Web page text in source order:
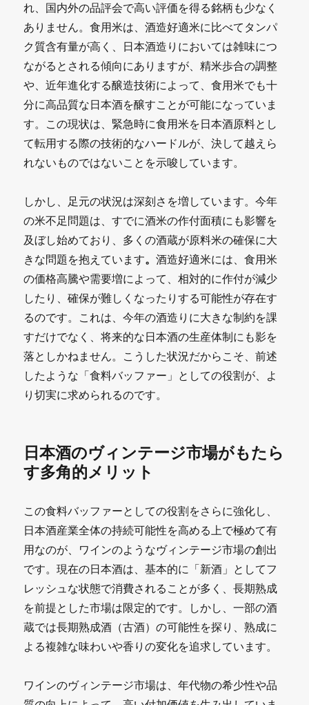
れ、国内外の品評会で高い評価を得る銘柄も少なく
ありません。食用米は、酒造好適米に比べてタンパ
ク質含有量が高く、日本酒造りにおいては雑味につ
ながるとされる傾向にありますが、精米歩合の調整
や、近年進化する醸造技術によって、食用米でも十
分に高品質な日本酒を醸すことが可能になっていま
す。この現状は、緊急時に食用米を日本酒原料とし
て転用する際の技術的なハードルが、決して越えら
れないものではないことを示唆しています。
しかし、足元の状況は深刻さを増しています。今年
の米不足問題は、すでに酒米の作付面積にも影響を
及ぼし始めており、多くの酒蔵が原料米の確保に大
きな問題を抱えています。酒造好適米には、食用米
の価格高騰や需要増によって、相対的に作付が減少
したり、確保が難しくなったりする可能性が存在す
るのです。これは、今年の酒造りに大きな制約を課
すだけでなく、将来的な日本酒の生産体制にも影を
落としかねません。こうした状況だからこそ、前述
したような「食料バッファー」としての役割が、よ
り切実に求められるのです。
日本酒のヴィンテージ市場がもたら
す多角的メリット
この食料バッファーとしての役割をさらに強化し、
日本酒産業全体の持続可能性を高める上で極めて有
用なのが、ワインのようなヴィンテージ市場の創出
です。現在の日本酒は、基本的に「新酒」としてフ
レッシュな状態で消費されることが多く、長期熟成
を前提とした市場は限定的です。しかし、一部の酒
蔵では長期熟成酒（古酒）の可能性を探り、熟成に
よる複雑な味わいや香りの変化を追求しています。
ワインのヴィンテージ市場は、年代物の希少性や品